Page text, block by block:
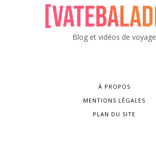
Blog et vidéos de voyage
À PROPOS
MENTIONS LÉGALES
PLAN DU SITE